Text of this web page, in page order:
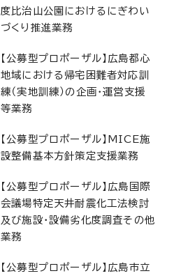
度比治山公園におけるにぎわい
づくり推進業務
【公募型プロポーザル】広島都心
地域における帰宅困難者対応訓
練（実地訓練）の企画・運営支援
等業務
【公募型プロポーザル】MICE施
設整備基本方針策定支援業務
【公募型プロポーザル】広島国際
会議場特定天井耐震化工法検討
及び施設・設備劣化度調査その他
業務
【公募型プロポーザル】広島市立